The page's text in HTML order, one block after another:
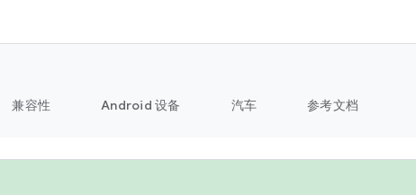
兼容性 Android 设备 汽车 参考文档